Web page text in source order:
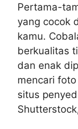
Pertama-
yang cocok
kamu.
berkualitas
dan enak
mencari
situs